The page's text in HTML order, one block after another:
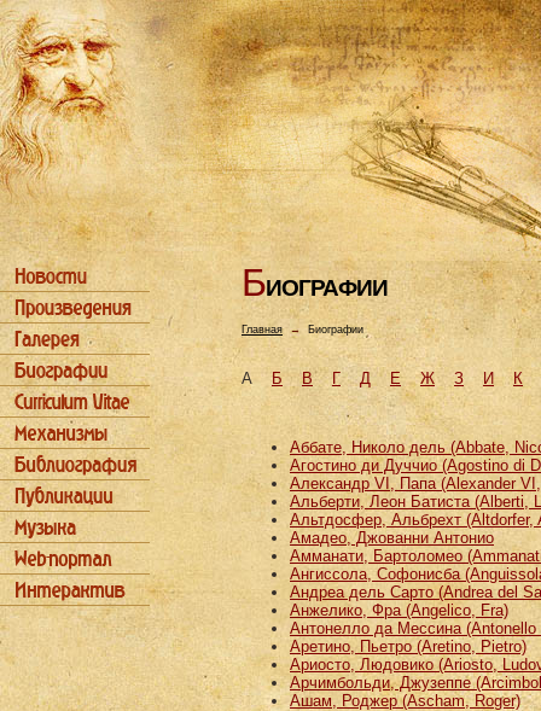
БИОГРАФИИ
Главная→ Биографии
АБ В Г Д Е Ж З И К
Аббате, Николо дель (Abbate,
Агостино ди Дуччио (Agostino di
Александр VI, Папа (Alexander
Альберти, Леон Батиста (Alberti,
Альтдосфер, Альбрехт (Altdorfer,
Амадео, Джованни Антонио
Амманати, Бартоломео
Ангиссола, Софонисба
Андреа дель Сарто (Andrea del
Анжелико, Фра (Angelico, Fra)
Антонелло да Мессина (Antonello
Аретино, Пьетро (Aretino, Pietro)
Ариосто, Людовико (Ariosto,
Арчимбольди, Джузеппе
Ашам, Роджер (Ascham, Roger)